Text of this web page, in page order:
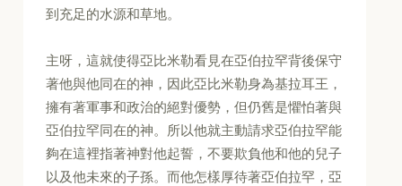
到充足的水源和草地。
主呀，這就使得亞比米勒看見在亞伯拉罕背後保守
著他與他同在的神，因此亞比米勒身為基拉耳王，
擁有著軍事和政治的絕對優勢，但仍舊是懼怕著與
亞伯拉罕同在的神。所以他就主動請求亞伯拉罕能
夠在這裡指著神對他起誓，不要欺負他和他的兒子
以及他未來的子孫。而他怎樣厚待著亞伯拉罕，亞